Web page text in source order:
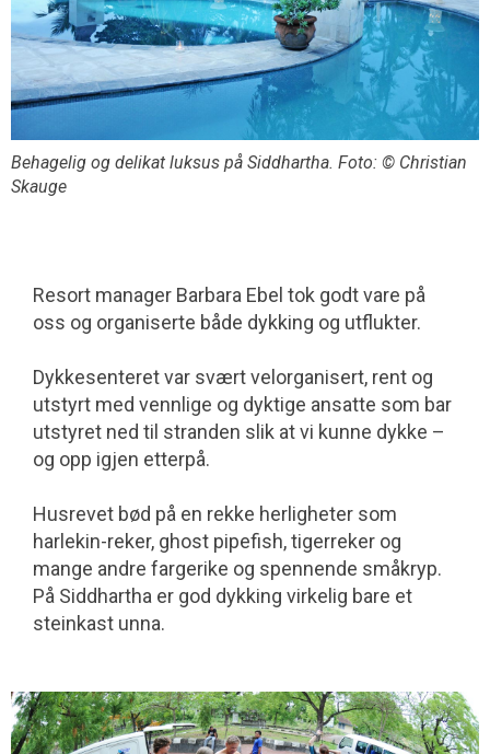
Behagelig og delikat luksus på Siddhartha. Foto: © Christian
Skauge
Resort manager Barbara Ebel tok godt vare på
oss og organiserte både dykking og utflukter.
Dykkesenteret var svært velorganisert, rent og
utstyrt med vennlige og dyktige ansatte som bar
utstyret ned til stranden slik at vi kunne dykke –
og opp igjen etterpå.
Husrevet bød på en rekke herligheter som
harlekin-reker, ghost pipefish, tigerreker og
mange andre fargerike og spennende småkryp.
På Siddhartha er god dykking virkelig bare et
steinkast unna.